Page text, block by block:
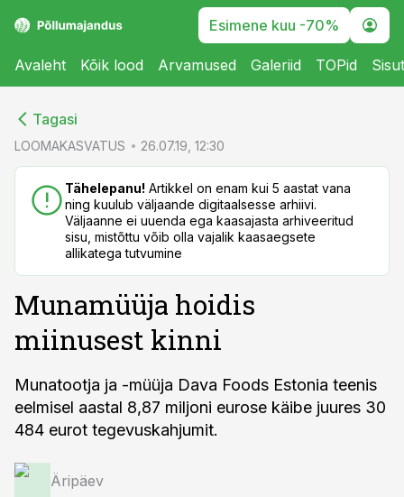
Esimene kuu -70%
Avaleht Kõik lood Arvamused Galeriid TOPid
Tagasi
LOOMAKASVATUS 26.07.19, 12:30
Tähelepanu! Artikkel on enam kui 5 aastat vana
ning kuulub väljaande digitaalsesse arhiivi.
Väljaanne ei uuenda ega kaasajasta arhiveeritud
sisu, mistõttu võib olla vajalik kaasaegsete
allikatega tutvumine
Munamüüja hoidis
miinusest kinni
Munatootja ja -müüja Dava Foods Estonia teenis
eelmisel aastal 8,87 miljoni eurose käibe juures 30
484 eurot tegevuskahjumit.
Äripäev